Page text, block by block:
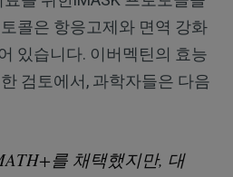
콜은 항응고제와 면역 강화
있습니다. 이버멕틴의 효능
검토에서, 과학자들은 다음
를 채택했지만, 대